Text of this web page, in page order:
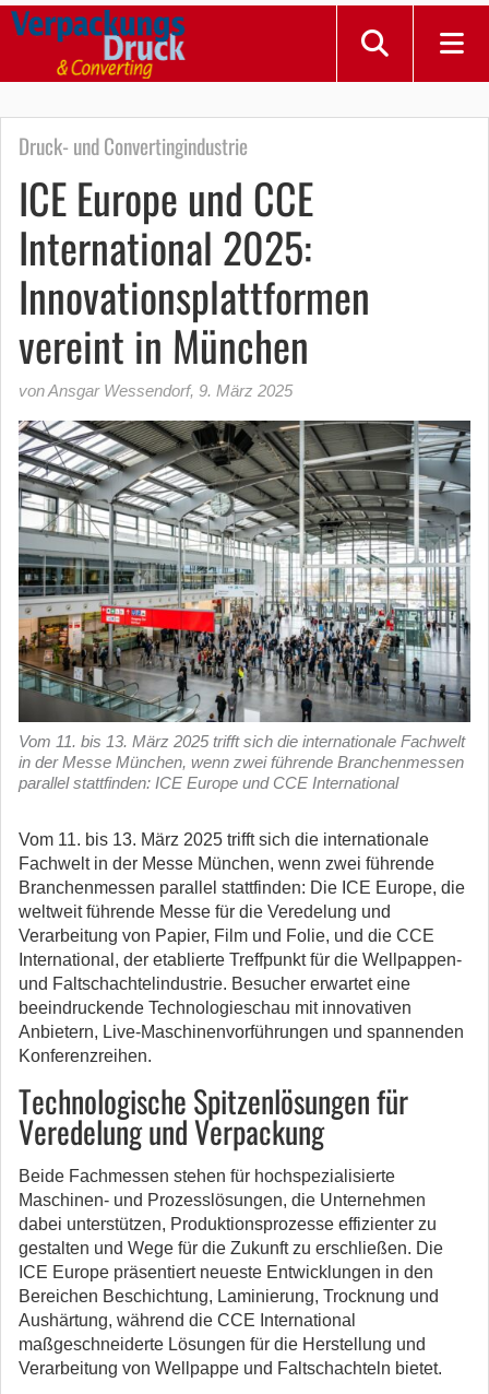
Druck- und Convertingindustrie
ICE Europe und CCE
International 2025:
Innovationsplattformen
vereint in München
von Ansgar Wessendorf, 9. März 2025
Vom 11. bis 13. März 2025 trifft sich die internationale Fachwelt
in der Messe München, wenn zwei führende Branchenmessen
parallel stattfinden: ICE Europe und CCE International
Vom 11. bis 13. März 2025 trifft sich die internationale
Fachwelt in der Messe München, wenn zwei führende
Branchenmessen parallel stattfinden: Die ICE Europe, die
weltweit führende Messe für die Veredelung und
Verarbeitung von Papier, Film und Folie, und die CCE
International, der etablierte Treffpunkt für die Wellpappen-
und Faltschachtelindustrie. Besucher erwartet eine
beeindruckende Technologieschau mit innovativen
Anbietern, Live-Maschinenvorführungen und spannenden
Konferenzreihen.
Technologische Spitzenlösungen für
Veredelung und Verpackung
Beide Fachmessen stehen für hochspezialisierte
Maschinen- und Prozesslösungen, die Unternehmen
dabei unterstützen, Produktionsprozesse effizienter zu
gestalten und Wege für die Zukunft zu erschließen. Die
ICE Europe präsentiert neueste Entwicklungen in den
Bereichen Beschichtung, Laminierung, Trocknung und
Aushärtung, während die CCE International
maßgeschneiderte Lösungen für die Herstellung und
Verarbeitung von Wellpappe und Faltschachteln bietet.